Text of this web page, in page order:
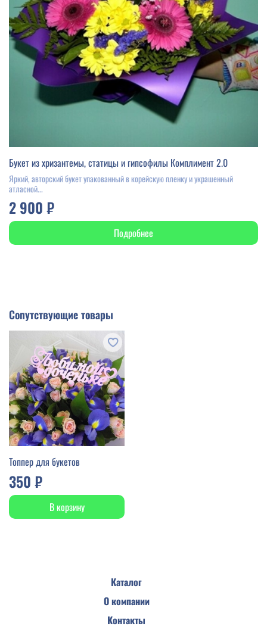
Букет из хризантемы, статицы и гипсофилы Комплимент 2.0
Яркий, авторский букет упакованный в корейскую пленку и украшенный
атласной...
2 900 ₽
Подробнее
Сопутствующие товары
Топпер для букетов
350 ₽
В корзину
Каталог
О компании
Контакты